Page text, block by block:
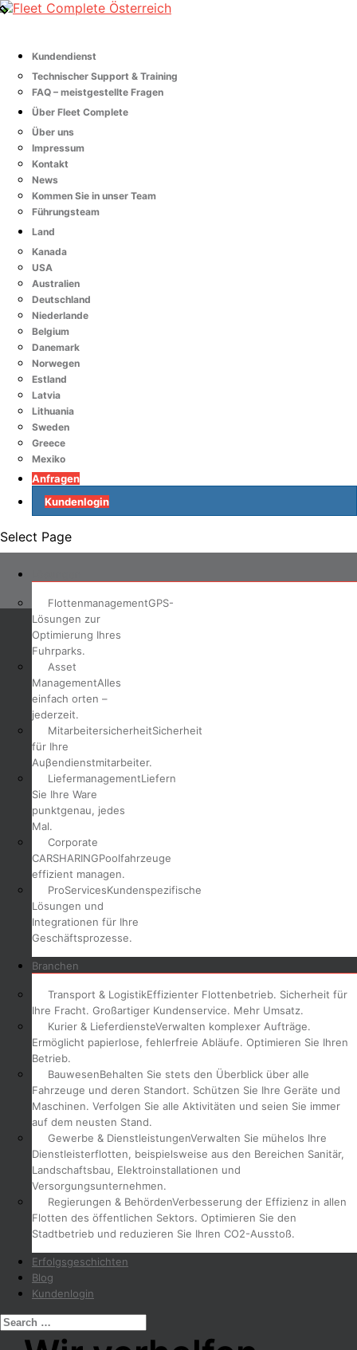
Kundendienst
Technischer Support & Training
FAQ – meistgestellte Fragen
Über Fleet Complete
Über uns
Impressum
Kontakt
News
Kommen Sie in unser Team
Führungsteam
Land
Kanada
USA
Australien
Deutschland
Niederlande
Belgium
Danemark
Norwegen
Estland
Latvia
Lithuania
Sweden
Greece
Mexiko
Anfragen
Kundenlogin
Select Page
FlottenmanagementGPS-
Lösungen zur
Optimierung Ihres
Fuhrparks.
Asset
ManagementAlles
einfach orten –
jederzeit.
MitarbeitersicherheitSicherheit
für Ihre
Auβendienstmitarbeiter.
LiefermanagementLiefern
Sie Ihre Ware
punktgenau, jedes
Mal.
Corporate
CARSHARINGPoolfahrzeuge
effizient managen.
ProServicesKundenspezifische
Lösungen und
Integrationen für Ihre
Geschäftsprozesse.
Branchen
Transport & LogistikEffizienter Flottenbetrieb. Sicherheit für
Ihre Fracht. Großartiger Kundenservice. Mehr Umsatz.
Kurier & LieferdiensteVerwalten komplexer Aufträge.
Ermöglicht papierlose, fehlerfreie Abläufe. Optimieren Sie Ihren
Betrieb.
BauwesenBehalten Sie stets den Überblick über alle
Fahrzeuge und deren Standort. Schützen Sie Ihre Geräte und
Maschinen. Verfolgen Sie alle Aktivitäten und seien Sie immer
auf dem neusten Stand.
Gewerbe & DienstleistungenVerwalten Sie mühelos Ihre
Dienstleisterflotten, beispielsweise aus den Bereichen Sanitär,
Landschaftsbau, Elektroinstallationen und
Versorgungsunternehmen.
Regierungen & BehördenVerbesserung der Effizienz in allen
Flotten des öffentlichen Sektors. Optimieren Sie den
Stadtbetrieb und reduzieren Sie Ihren CO2-Ausstoß.
Erfolgsgeschichten
Blog
Kundenlogin